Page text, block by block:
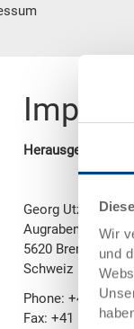
Wir
und
Herausgeber und
Georg Utz AG
Augraben 2-4
5620 Bremgarten
Schweiz
Phone: +41 56
Fax: +41 56 648